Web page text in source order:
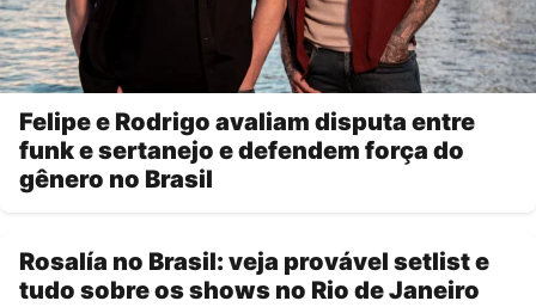
Felipe e Rodrigo avaliam disputa entre
funk e sertanejo e defendem força do
gênero no Brasil
Rosalía no Brasil: veja provável setlist e
tudo sobre os shows no Rio de Janeiro